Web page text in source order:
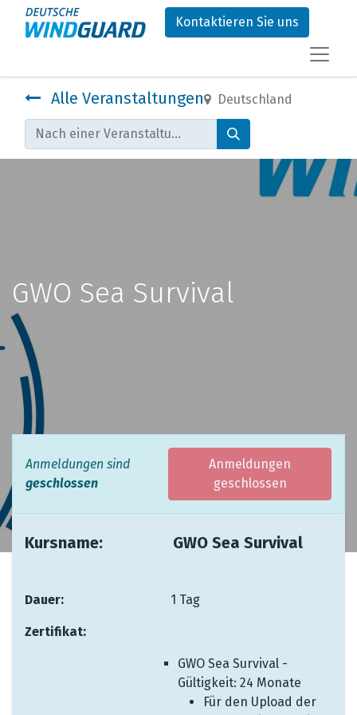
Kontaktieren Sie uns
Alle Veranstaltungen Deutschland
GWO Sea Survival
Anmeldungen sind
geschlossen
Anmeldungen
geschlossen
Kursname: ​ ​ ​ ​​ ​GWO Sea Survival
Dauer: ​1 Tag
Zertifikat:
GWO Sea Survival -
Gültigkeit: 24 Monate
Für den Upload der